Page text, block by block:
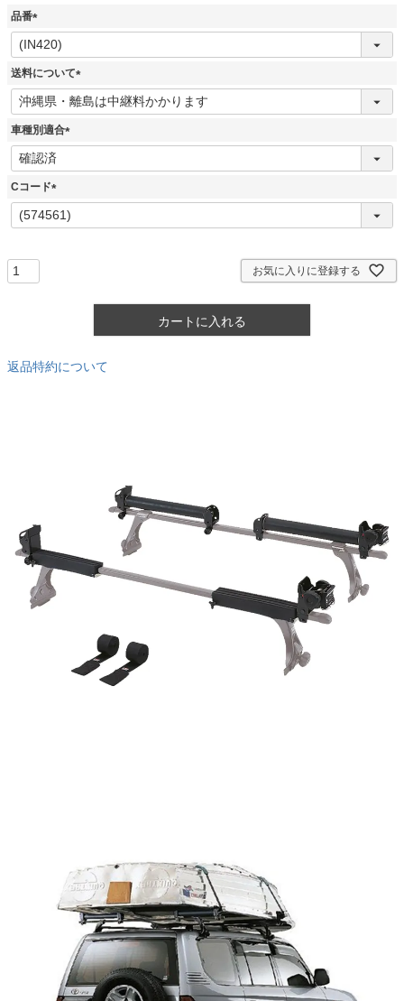
品番
(
必
須
送料について
(
必
車種別適合
(
Cコード
(
必
お気に入りに登録する
カートに入れる
返品特約について